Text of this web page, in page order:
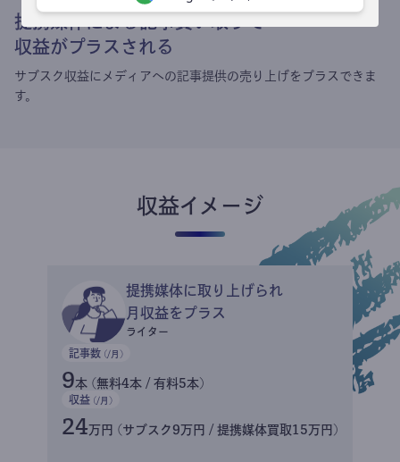
提携媒体による記事買い取りで
収益がプラスされる
サブスク収益にメディアへの記事提供の売り上げをプラスできま
す。
収益イメージ
提携媒体に取り上げられ
月収益をプラス
ライター
記事数 (/月)
9本 (無料4本 / 有料5本)
収益 (/月)
24万円 (サブスク9万円 / 提携媒体買取15万円)